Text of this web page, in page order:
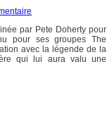
par Pete Doherty pour
pour ses groupes The
avec la légende de la
qui lui aura valu une